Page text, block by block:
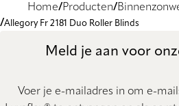
Home Producten
Allegory Fr 2181 Duo Roller Blinds
Meld je aan voor
Voer je e-mailadres in om e-